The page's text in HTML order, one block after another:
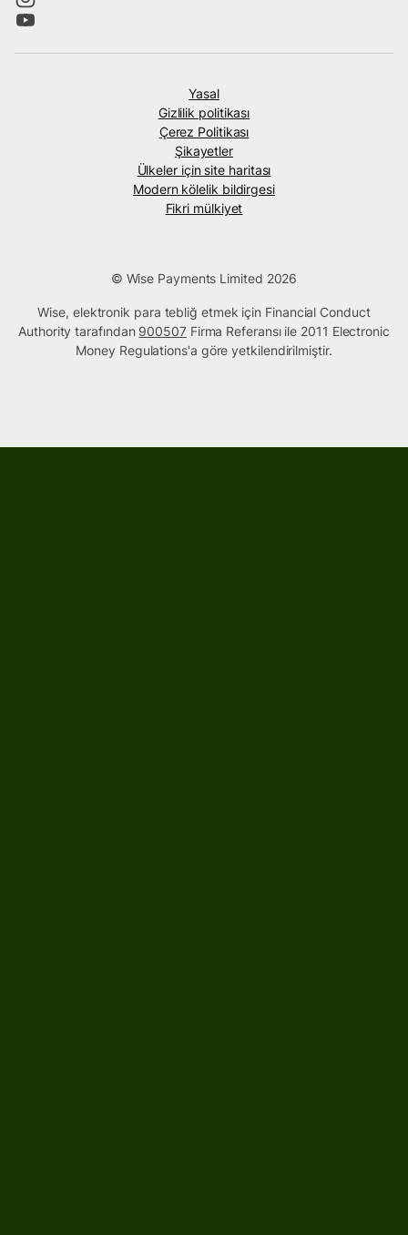
Yasal
Gizlilik politikası
Çerez Politikası
Şikayetler
Ülkeler için site haritası
Modern kölelik bildirgesi
Fikri mülkiyet
© Wise Payments Limited 2026
Wise, elektronik para tebliğ etmek için Financial Conduct
Authority tarafından 900507Firma Referansı ile 2011 Electronic
Money Regulations'a göre yetkilendirilmiştir.